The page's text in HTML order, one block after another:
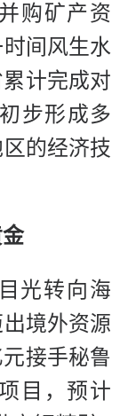
购矿产资
间风生水
计完成对
步形成多
的经济技
光转向海
境外资源
接手秘鲁
目，预计